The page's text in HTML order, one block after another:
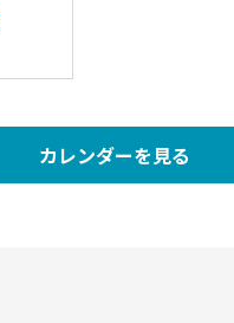
カレンダーを見る